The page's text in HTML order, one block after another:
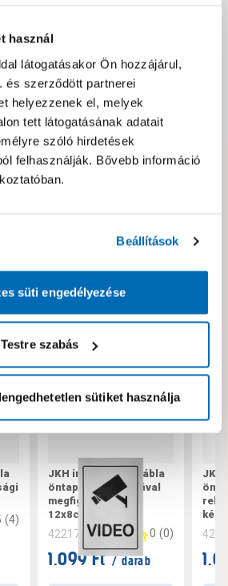
használ
látogatásakor Ön hozzájárul,
és szerződött partnerei
helyezzenek el, melyek
tett látogatásának adatait
szóló hirdetések
felhasználják. Bővebb információ
Beállítások
süti engedélyezése
Testre szabás
sütiket használja
súly információk
felelős személy
oldalon vagy a termék leírásában?
(4)
JKH információs tábla
öntapadós kamerával
megfigyelt terület
12x8cm
422175 0 (0)
1.099 Ft / darab
JKH